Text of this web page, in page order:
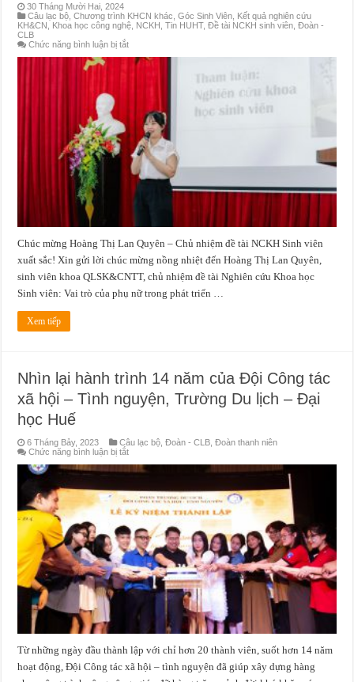
30 Tháng Mười Hai, 2024
Câu lạc bộ ,Chương trình KHCN khác ,Góc Sinh Viên Kết quả nghiên cứu
KH&CN
Khoa học công nghệ NCKH ,Tin HUHT,Đề tài NCKH sinh viên ,Đoàn -
CLB
Chức năng bình luận bị tắtở
viên
Hoàng
đạt
Giải
Ba
tại
Giải
thưởng
Khoa
học
và
Công
viên
cơ
sở
giáo
dục
năm
Chúc mừng Hoàng Thị Lan Quyên – Chủ nhiệm đề tài NCKH Sinh viên
xuất sắc! Xin gửi lời chúc mừng nồng nhiệt đến Hoàng Thị Lan Quyên,
sinh viên khoa QLSK&CNTT, chủ nhiệm đề tài Nghiên cứu Khoa học
Sinh viên: Vai trò của phụ nữ trong phát triển …
Xem tiếp
Nhìn lại hành trình 14 năm của Đội Công tác
xã hội – Tình nguyện, Trường Du lịch – Đại
học Huế
6 Tháng Bảy, 2023 Câu lạc bộ ,Đoàn - CLB ,Đoàn thanh niên
Chức năng bình luận bị tắtở
lại
trình
14
năm
của
Đội
Công
tác
xã
hội
–
Tình
nguyện,
lịch
học
Từ những ngày đầu thành lập với chỉ hơn 20 thành viên, suốt hơn 14 năm
hoạt động, Đội Công tác xã hội – tình nguyện đã giúp xây dựng hàng